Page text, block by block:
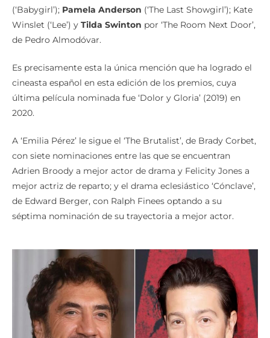
Winslet (‘Lee’) yTilda Swinton por ‘The Room Next Door’,
de Pedro Almodóvar.
cineasta español en esta edición de los premios, cuya
última película nominada fue ‘Dolor y Gloria’ (2019) en
2020.
con siete nominaciones entre las que se encuentran
Adrien Broody a mejor actor de drama y Felicity Jones a
mejor actriz de reparto; y el drama eclesiástico ‘Cónclave’,
de Edward Berger, con Ralph Finees optando a su
séptima nominación de su trayectoria a mejor actor.